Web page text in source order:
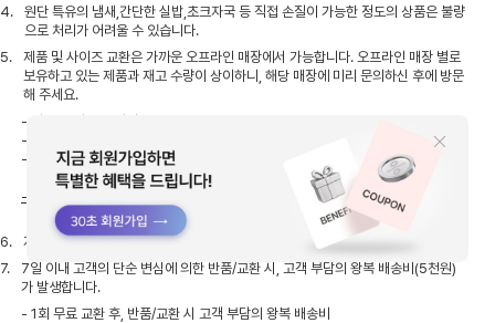
4.
원단 특유의 냄새,간단한 실밥,초크자국 등 직접 손질이 가능한 정도의 상품은 불량
으로 처리가 어려울 수 있습니다.
5.
제품 및 사이즈 교환은 가까운 오프라인 매장에서 가능합니다. 오프라인 매장 별로
보유하고 있는 제품과 재고 수량이 상이하니, 해당 매장에 미리 문의하신 후에 방문
해 주세요.
- 아울렛, 사은품 제외
- 택 제거, 사용 흔적 있을 경우 교환 불가.
- 제품 수령 후 7일, 구매 후 10일이 지나지 않은 제품만
- 자사몰 결제 금액보다 낮은 금액의 상품으로 교환 시,
차액 환불 불가
6.
자사몰에서 구매한 제품은 매장 반품이 불가합니다.
7.
7일 이내 고객의 단순 변심에 의한 반품/교환 시, 고객 부담의 왕복 배송비(5천원)
가 발생합니다.
- 1회 무료 교환 후, 반품/교환 시 고객 부담의 왕복 배송비